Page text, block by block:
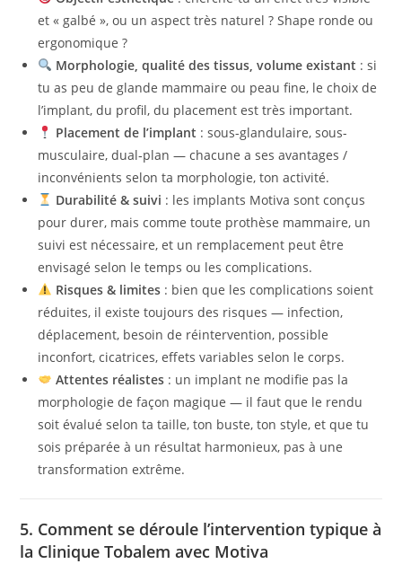
et « galbé », ou un aspect très naturel ? Shape ronde ou
ergonomique ?
Morphologie, qualité des tissus, volume existant : si
tu as peu de glande mammaire ou peau fine, le choix de
l’implant, du profil, du placement est très important.
Placement de l’implant : sous-glandulaire, sous-
musculaire, dual‑plan — chacune a ses avantages /
inconvénients selon ta morphologie, ton activité.
Durabilité & suivi : les implants Motiva sont conçus
pour durer, mais comme toute prothèse mammaire, un
suivi est nécessaire, et un remplacement peut être
envisagé selon le temps ou les complications.
Risques & limites : bien que les complications soient
réduites, il existe toujours des risques — infection,
déplacement, besoin de réintervention, possible
inconfort, cicatrices, effets variables selon le corps.
Attentes réalistes : un implant ne modifie pas la
morphologie de façon magique — il faut que le rendu
soit évalué selon ta taille, ton buste, ton style, et que tu
sois préparée à un résultat harmonieux, pas à une
transformation extrême.
5. Comment se déroule l’intervention typique à
la Clinique Tobalem avec Motiva